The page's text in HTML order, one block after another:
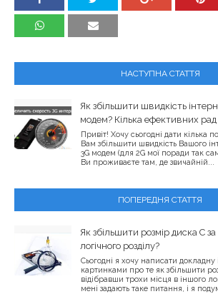
НАСТУПНА СТАТТЯ
Як збільшити швидкість
модем? Кілька ефективних рад
Привіт! Хочу сьогодні дати кілька
Вам збільшити швидкість Вашого
3G модем (для 2G мої поради так
Ви проживаєте там, де звичайній...
ПОПЕРЕДНЯ СТАТТЯ
Як збільшити розмір диска C
логічного розділу?
Сьогодні я хочу написати докладну
картинками про те як збільшити
відібравши трохи місця в іншого
мені задають таке питання, і я